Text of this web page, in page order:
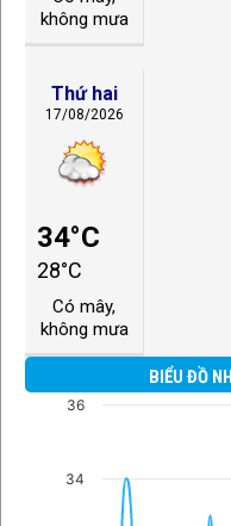
không mưa
Thứ hai
17/08/2026
34°C
28°C
Có mây,
không mưa
BIỂU ĐỒ
34
36